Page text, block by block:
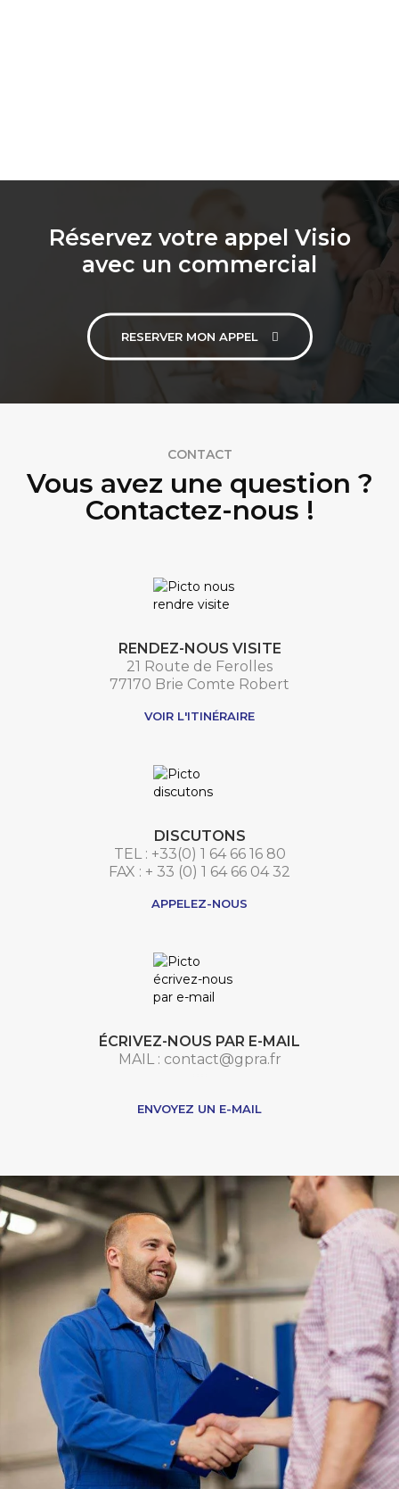
Réservez votre appel Visio
avec un commercial
RESERVER MON APPEL
CONTACT
Vous avez une question ?
Contactez-nous !
RENDEZ-NOUS VISITE
21 Route de Ferolles
77170 Brie Comte Robert
VOIR L'ITINÉRAIRE
DISCUTONS
TEL : +33(0) 1 64 66 16 80
FAX : + 33 (0) 1 64 66 04 32
APPELEZ-NOUS
ÉCRIVEZ-NOUS PAR E-MAIL
MAIL : contact@gpra.fr
ENVOYEZ UN E-MAIL